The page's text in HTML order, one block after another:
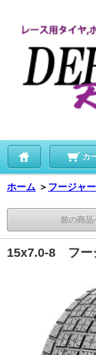
カ
ホーム ＞ フージャ
前の商品
15x7.0-8 フー